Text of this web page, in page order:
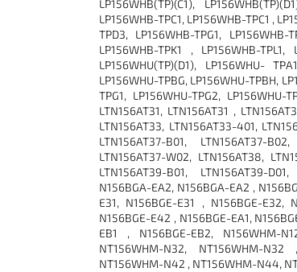
LP156WHB(TP)(C1),
LP156WHB-TPC1, LP156WHB-TPC1 ,
TPD3, LP156WHB-TPG1, LP156WHB-
LP156WHB-TPK1 , LP156WHB-TPL1,
LP156WHU(TP)(D1), LP156WHU-
LP156WHU-TPBG, LP156WHU-TPBH,
TPG1, LP156WHU-TPG2, LP156WHU-
LTN156AT31, LTN156AT31 ,
LTN156AT33, LTN156AT33-401,
LTN156AT37-B01, LTN156AT37-
LTN156AT37-W02, LTN156AT38,
LTN156AT39-B01, LTN156AT39-
N156BGA-EA2, N156BGA-EA2 ,
E31, N156BGE-E31 , N156BGE-E32,
N156BGE-E42 , N156BGE-EA1,
EB1 , N156BGE-EB2, N156WHM-
NT156WHM-N32, NT156WHM-
NT156WHM-N42 , NT156WHM-N44,